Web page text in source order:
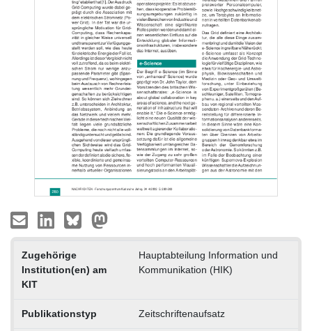
Zugehörige
Institution(en) am
KIT
Hauptabteilung Information und
Kommunikation (HIK)
Publikationstyp Zeitschriftenaufsatz